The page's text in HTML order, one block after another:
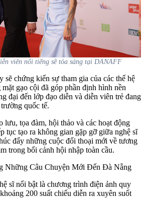
viên nổi tiếng sẽ tỏa sáng tại DANAFF
sẽ chứng kiến sự tham gia của các thế hệ
gạo cội đã góp phần định hình nền
đại đến lớp đạo diễn và diễn viên trẻ đang
quốc tế.
lưu, tọa đàm, hội thảo và các hoạt động
tạo ra không gian gặp gỡ giữa nghệ sĩ
đẩy những cuộc đối thoại mới về tương
trong bối cảnh hội nhập toàn cầu.
Những Câu Chuyện Mới Đến Đà Nẵng
sĩ nổi bật là chương trình điện ảnh quy
200 suất chiếu diễn ra xuyên suốt